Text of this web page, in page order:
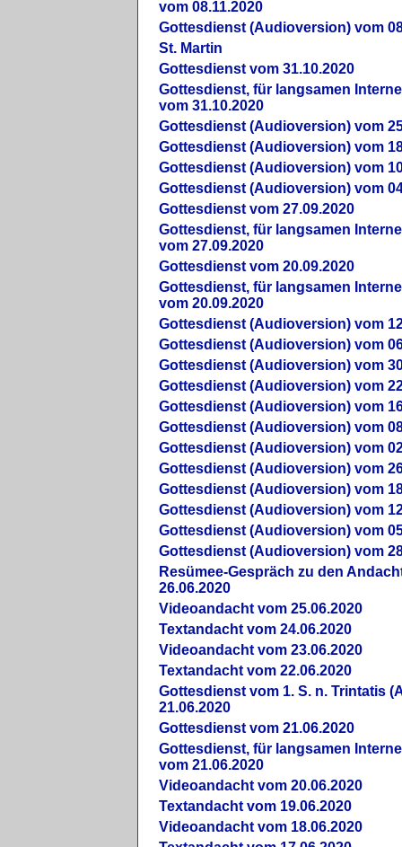
vom 08.11.2020
Gottesdienst (Audioversion) vom
St. Martin
Gottesdienst vom 31.10.2020
Gottesdienst, für langsamen
vom 31.10.2020
Gottesdienst (Audioversion) vom
Gottesdienst (Audioversion) vom
Gottesdienst (Audioversion) vom
Gottesdienst (Audioversion) vom
Gottesdienst vom 27.09.2020
Gottesdienst, für langsamen
vom 27.09.2020
Gottesdienst vom 20.09.2020
Gottesdienst, für langsamen
vom 20.09.2020
Gottesdienst (Audioversion) vom
Gottesdienst (Audioversion) vom
Gottesdienst (Audioversion) vom
Gottesdienst (Audioversion) vom
Gottesdienst (Audioversion) vom
Gottesdienst (Audioversion) vom
Gottesdienst (Audioversion) vom
Gottesdienst (Audioversion) vom
Gottesdienst (Audioversion) vom
Gottesdienst (Audioversion) vom
Gottesdienst (Audioversion) vom
Gottesdienst (Audioversion) vom
Re­sü­mee-Gespräch zu den
26.06.2020
Videoandacht vom 25.06.2020
Textandacht vom 24.06.2020
Videoandacht vom 23.06.2020
Textandacht vom 22.06.2020
Gottesdienst vom 1. S. n. Trintatis
21.06.2020
Gottesdienst vom 21.06.2020
Gottesdienst, für langsamen
vom 21.06.2020
Videoandacht vom 20.06.2020
Textandacht vom 19.06.2020
Videoandacht vom 18.06.2020